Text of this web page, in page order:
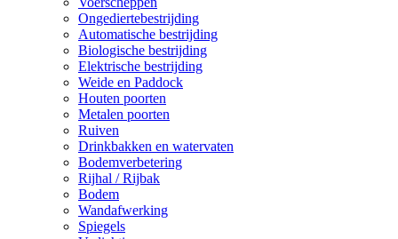
Ongediertebestrijding
Automatische bestrijding
Biologische bestrijding
Elektrische bestrijding
Weide en Paddock
Houten poorten
Metalen poorten
Ruiven
Drinkbakken en watervaten
Bodemverbetering
Rijhal / Rijbak
Bodem
Wandafwerking
Spiegels